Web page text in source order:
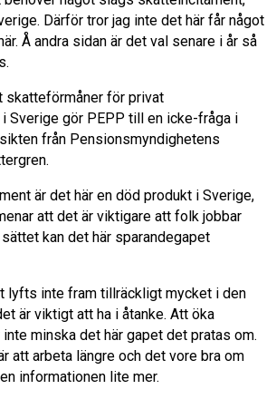
Därför tror jag inte det här får något
Å andra sidan är det val senare i år så
skatteförmåner för privat
Sverige gör PEPP till en icke-fråga i
från Pensionsmyndighetens
är det här en död produkt i Sverige,
att det är viktigare att folk jobbar
kan det här sparandegapet
lyfts inte fram tillräckligt mycket i den
är viktigt att ha i åtanke. Att öka
minska det här gapet det pratas om.
att arbeta längre och det vore bra om
informationen lite mer.